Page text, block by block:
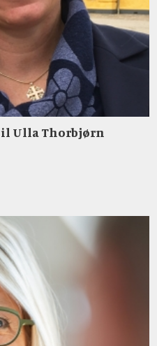
Ulla Thorbjørn